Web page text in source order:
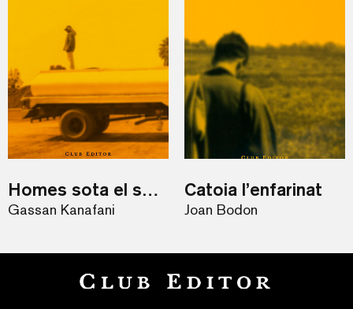
Homes sota el sol i Retorn a Haifa
Gassan Kanafani
Catoia l’enfarinat
Joan Bodon